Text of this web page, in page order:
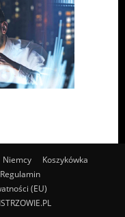
Niemcy
Koszykówka
Regulamin
(EU)